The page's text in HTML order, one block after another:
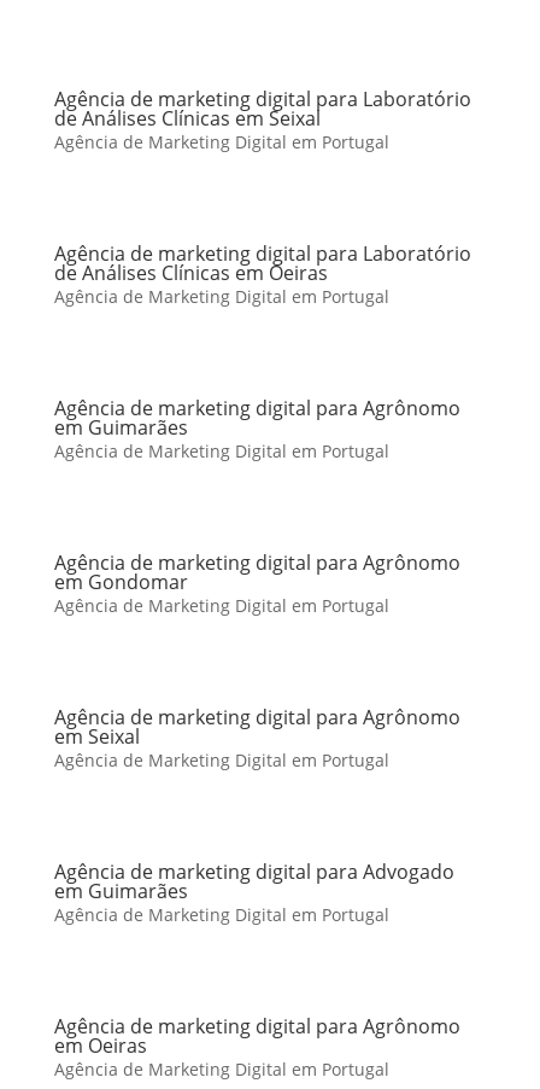
Agência de marketing digital para Laboratório
de Análises Clínicas em Seixal
Agência de Marketing Digital em Portugal
Agência de marketing digital para Laboratório
de Análises Clínicas em Oeiras
Agência de Marketing Digital em Portugal
Agência de marketing digital para Agrônomo
em Guimarães
Agência de Marketing Digital em Portugal
Agência de marketing digital para Agrônomo
em Gondomar
Agência de Marketing Digital em Portugal
Agência de marketing digital para Agrônomo
em Seixal
Agência de Marketing Digital em Portugal
Agência de marketing digital para Advogado
em Guimarães
Agência de Marketing Digital em Portugal
Agência de marketing digital para Agrônomo
em Oeiras
Agência de Marketing Digital em Portugal